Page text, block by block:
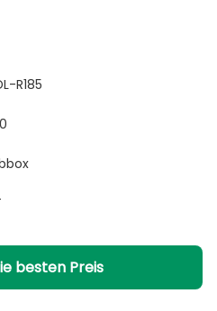
R185
besten Preis